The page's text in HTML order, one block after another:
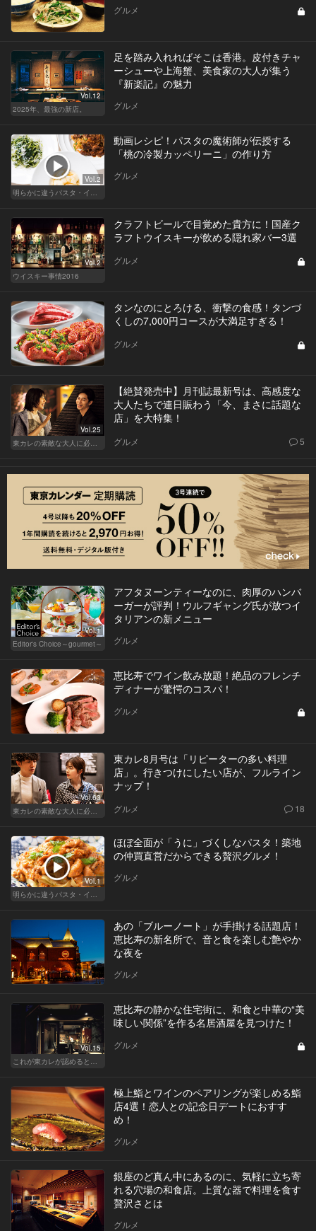
グルメ
Vol.12
2025年、最強の新店。
足を踏み入れればそこは香港。皮付きチャ
ーシューや上海蟹、美食家の大人が集う
『新楽記』の魅力
グルメ
Vol.2
明らかに違うパスタ・イタリアン
動画レシピ！パスタの魔術師が伝授する
「桃の冷製カッペリーニ」の作り方
グルメ
Vol.2
ウイスキー事情2016
クラフトビールで目覚めた貴方に！国産ク
ラフトウイスキーが飲める隠れ家バー3選
グルメ
タンなのにとろける、衝撃の食感！タンづ
くしの7,000円コースが大満足すぎる！
グルメ
Vol.25
東カレの素敵な大人に必要なこと
【絶賛発売中】月刊誌最新号は、高感度な
大人たちで連日賑わう「今、まさに話題な
店」を大特集！
グルメ 5
Vol.1
Editor's Choice～gourmet～
アフタヌーンティーなのに、肉厚のハンバ
ーガーが評判！ウルフギャング氏が放つイ
タリアンの新メニュー
グルメ
恵比寿でワイン飲み放題！絶品のフレンチ
ディナーが驚愕のコスパ！
グルメ
Vol.63
東カレの素敵な大人に必要なこと
東カレ8月号は「リピーターの多い料理
店」。行きつけにしたい店が、フルライン
ナップ！
グルメ 18
Vol.1
明らかに違うパスタ・イタリアン
ほぼ全面が「うに」づくしなパスタ！築地
の仲買直営だからできる贅沢グルメ！
グルメ
あの「ブルーノート」が手掛ける話題店！
恵比寿の新名所で、音と食を楽しむ艶やか
な夜を
グルメ
Vol.15
これが東カレが認めるとっておきの和食店
恵比寿の静かな住宅街に、和食と中華の“美
味しい関係”を作る名居酒屋を見つけた！
グルメ
極上鮨とワインのペアリングが楽しめる鮨
店4選！恋人との記念日デートにおすす
め！
グルメ
銀座のど真ん中にあるのに、気軽に立ち寄
れる穴場の和食店。上質な器で料理を食す
贅沢さとは
グルメ